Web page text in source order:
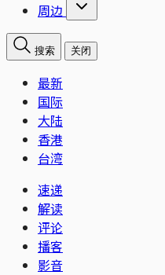
周边
搜索 关闭
最新
国际
大陆
香港
台湾
速递
解读
评论
播客
影音